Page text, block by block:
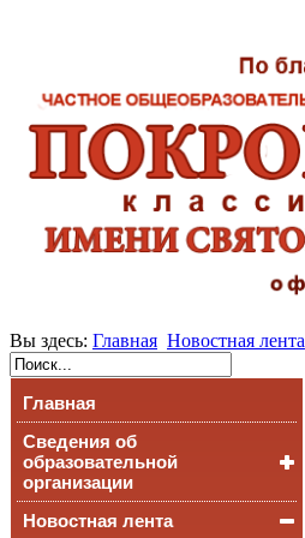
Вы здесь: Главная Новостная лента
Главная
Сведения об
образовательной
организации
Основные сведения
Новостная лента